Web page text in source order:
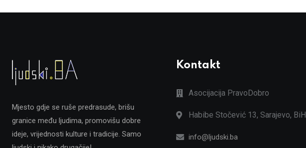
Mjesto gdje se ruše predrasude, brišu
granice među ljudima, promovišu dobre
ideje, vrijednosti kulture i tradicije. Samo
Kontakt
Asocijacija PravoDobro
Habibe Stočević 13, Sarajevo, BiH
info@ljudski.ba